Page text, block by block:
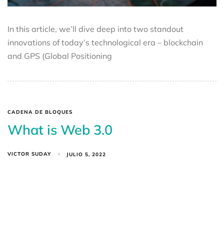
In this article, we’ll dive deep into two standout
innovations of today’s technological era – blockchain
and GPS (Global Positioning
CADENA DE BLOQUES
What is Web 3.0
VICTOR SUDAY JULIO 5, 2022